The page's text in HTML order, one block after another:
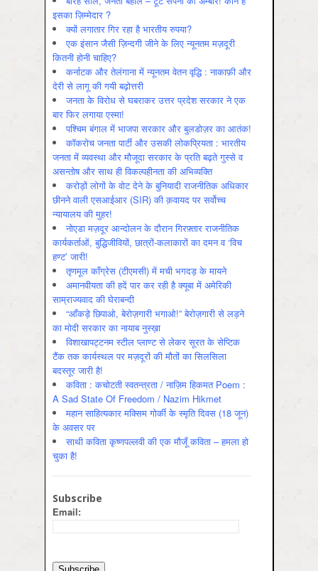
इसका ज़िम्मेदार ?
क्यों लगातार गिर रहा है भारतीय रुपया?
एक इंसान जैसी ज़िन्दगी जीने के लिए न्यूनतम मज़दूरी
कितनी होनी चाहिए?
कर्नाटक और तेलंगाना में न्यूनतम वेतन वृद्धि : नाकाफ़ी और
देरी से लागू की गयी बढ़ोत्तरी
जनता के विरोध से घबराकर उत्तर प्रदेश सरकार ने एक
बार फिर लगाया एस्मा!
पश्चिम बंगाल में भाजपा सरकार और बुलडोज़र का आतंक!
कॉकरोच जनता पार्टी और उसकी लोकप्रियता : भारतीय
जनता में व्‍यवस्‍था और मौजूदा सरकार के प्रति बढ़ते गुस्‍से व
असन्‍तोष और साथ ही विकल्‍पहीनता की अभिव्‍यक्ति
करोड़ों लोगों के वोट देने के बुनियादी राजनीतिक अधिकार
छीनने वाली एसआईआर (SIR) की क़वायद पर सर्वोच्च
न्यायालय की मुहर!
नोएडा मज़दूर आन्दोलन के दौरान गिरफ़्तार राजनीतिक
कार्यकर्ताओं, बुद्धिजीवियों, छात्रों-कलाकारों का दमन व ‘विच
हण्ट’ जारी!
तृणमूल काँग्रेस (टीएमसी) में मची भगदड़ के मायने
अमानवीयता की हदें पार कर रही है क्यूबा में अमेरिकी
साम्राज्यवाद की घेराबन्दी
“आँकड़े छिपाओ, बेरोज़गारी भगाओ!” बेरोज़गारी से लड़ने
का मोदी सरकार का नायाब नुस्ख़ा
विशाखापट्टनम स्टील प्लाण्ट से लेकर सूरत के सेप्टिक
टैंक तक कार्यस्थल पर मज़दूरों की मौतों का सिलसिला
बदस्तूर जारी है!
कविता : कचोटती स्वतन्त्रता / नाज़िम हिकमत Poem :
A Sad State Of Freedom / Nazim Hikmet
महान साहित्यकार मक्सिम गोर्की के स्मृति दिवस (18 जून)
के अवसर पर
साथी कविता कृष्णपल्लवी की एक मौजूँ कविता – हमला हो
चुका है!
Subscribe
Email: